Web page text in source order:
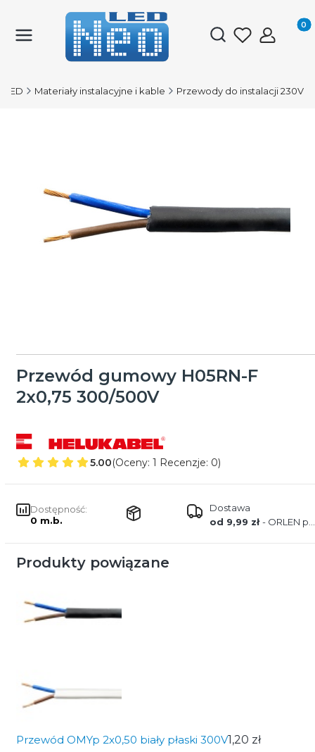
Otwórz
LED Materiały instalacyjne i kable Przewody do instalacji 230V
Przewód gumowy H05RN-F
2x0,75 300/500V
5.00(Oceny: 1 Recenzje: 0)
Dostępność:
0 m.b.
Dostawa
od 9,99 zł- ORLEN paczka
Produkty powiązane
Przewód OMYp 2x0,50 biały płaski 300V1,20 zł